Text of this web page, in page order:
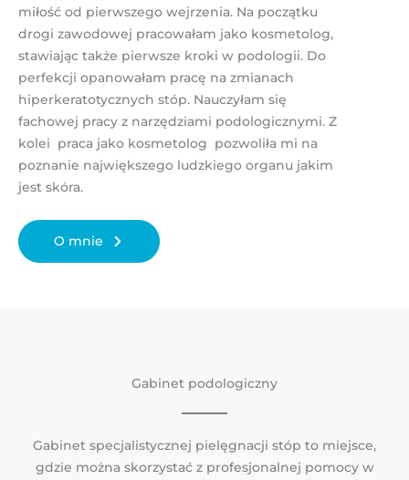
miłość od pierwszego wejrzenia. Na początku
drogi zawodowej pracowałam jako kosmetolog,
stawiając także pierwsze kroki w podologii. Do
perfekcji opanowałam pracę na zmianach
hiperkeratotycznych stóp. Nauczyłam się
fachowej pracy z narzędziami podologicznymi. Z
kolei praca jako kosmetolog pozwoliła mi na
poznanie największego ludzkiego organu jakim
jest skóra.
O mnie
Gabinet podologiczny
Gabinet specjalistycznej pielęgnacji stóp to miejsce,
gdzie można skorzystać z profesjonalnej pomocy w